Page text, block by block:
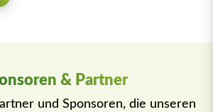
& Partner
und Sponsoren, die unseren